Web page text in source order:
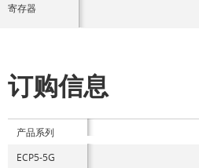
寄存器
订购信息
产品系列
ECP5-5G